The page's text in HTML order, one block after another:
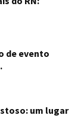
de evento
um lugar